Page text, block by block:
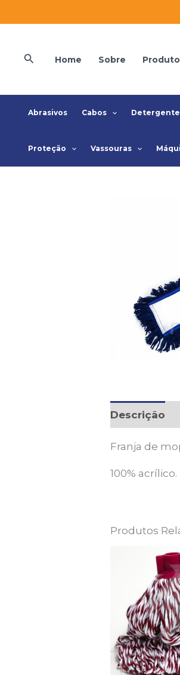
to
SearchHome Sobre
Abrasivos Cabos
Proteção Vassouras
Descrição
Franja de
100%
Produtos